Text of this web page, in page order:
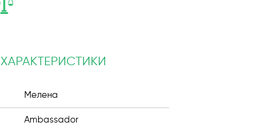
ХАРАКТЕРИСТИКИ
Мелена
Ambassador